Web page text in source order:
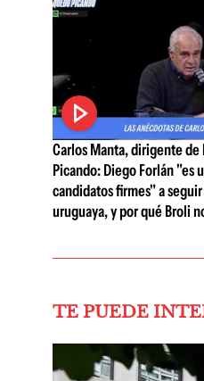
Carlos Manta, dirigente de
Picando: Diego Forlán "es
candidatos firmes" a
uruguaya, y por qué Broli
TE PUEDE